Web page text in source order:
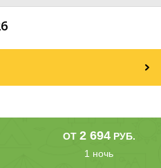
ОТ 2 694РУБ.
1 ночь